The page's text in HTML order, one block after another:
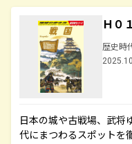
Ｈ０
歴史時
日本の城や古戦場、武将
代にまつわるスポットを